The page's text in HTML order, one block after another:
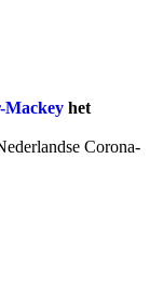
Mackey het
Corona-